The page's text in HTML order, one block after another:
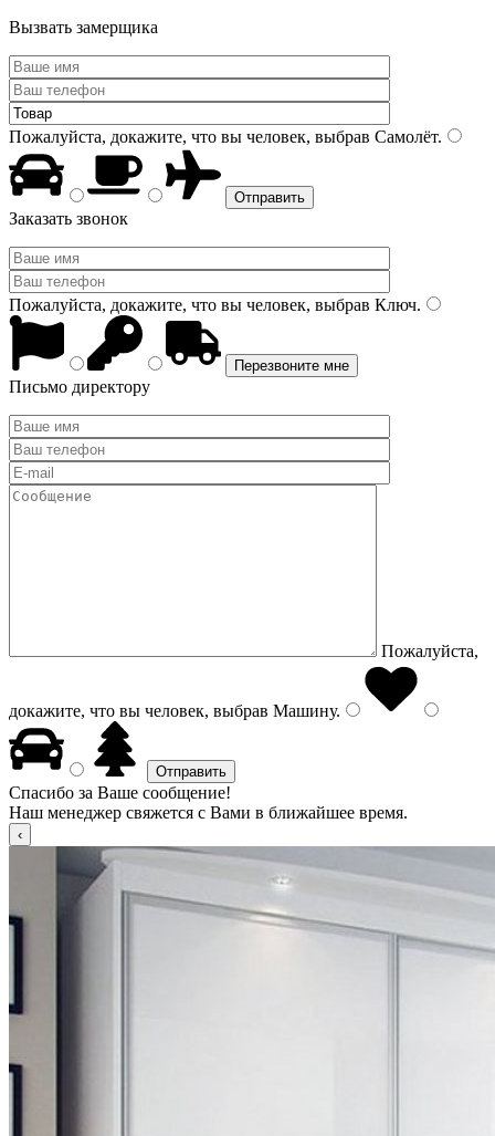
Вызвать замерщика
Пожалуйста, докажите, что вы человек, выбрав Самолёт.
Заказать звонок
Пожалуйста, докажите, что вы человек, выбрав Ключ.
Письмо директору
Пожалуйста,
докажите, что вы человек, выбрав Машину.
Спасибо за Ваше сообщение!
Наш менеджер свяжется с Вами в ближайшее время.